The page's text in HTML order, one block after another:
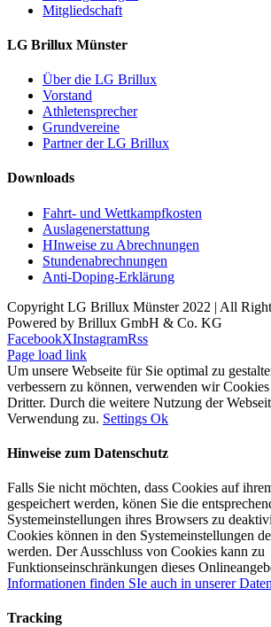
Mitgliedschaft
LG Brillux Münster
Über die LG Brillux
Vorstand
Athletensprecher
Grundvereine
Partner der LG Brillux
Downloads
Fahrt- und Wettkampfkosten
Auslagenerstattung
HInweise zu Abrechnungen
Stundenabrechnungen
Anti-Doping-Erklärung
Copyright LG Brillux Münster 2022 | All
Powered by Brillux GmbH & Co. KG
FacebookXInstagramRss
Page load link
Um unsere Webseite für Sie optimal zu
verbessern zu können, verwenden wir
Dritter. Durch die weitere Nutzung der
Verwendung zu. Settings Ok
Hinweise zum Datenschutz
Falls Sie nicht möchten, dass Cookies auf
gespeichert werden, könen Sie die
Systemeinstellungen ihres Browsers zu
Cookies können in den Systemeinstellungen
werden. Der Ausschluss von Cookies kann zu
Funktionseinschränkungen dieses
Informationen finden SIe auch in unserer
Tracking